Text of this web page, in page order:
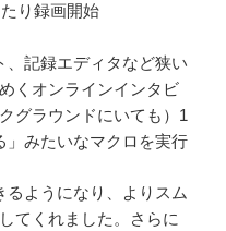
り録画開始
、記録エディタなど狭い
くオンラインインタビ
グラウンドにいても）1
」みたいなマクロを実行
ようになり、よりスム
てくれました。さらに